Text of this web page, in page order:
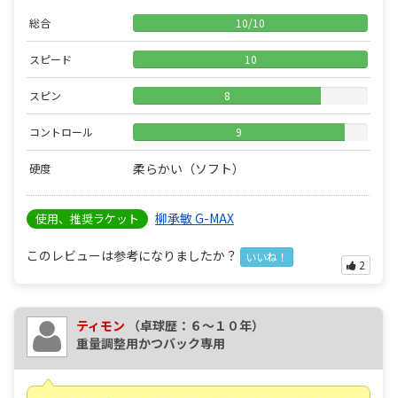
総合 10/10
スピード 10
スピン 8
コントロール 9
硬度 柔らかい（ソフト）
使用、推奨ラケット 柳承敏 G-MAX
このレビューは参考になりましたか？ いいね！
2
ティモン
（卓球歴：６～１０年）
重量調整用かつバック専用